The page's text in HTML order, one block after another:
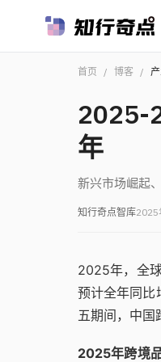
首页 / 博客 /
2025-
年
新兴市场崛起
知行奇点智库2025
2025年，全
预计全年同比
五期间，中国
2025年跨境